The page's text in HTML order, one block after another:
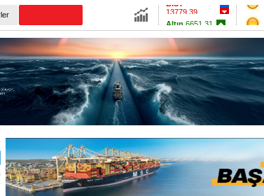
Altın6651.31
Euro55.1642
TAYK - Eker Olympos Regatta'da ilk